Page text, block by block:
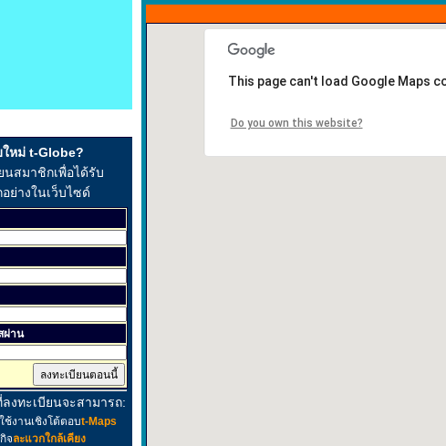
ใหม่ t-Globe?
นสมาชิกเพื่อได้รับ
ย่างในเว็บไซด์
ผ่าน
งทะเบียนจะสามารถ:
ช้งานเชิงโต้ตอบt-Maps
จละแวกใกล้เคียง
This page can't load Google Maps
Do you own this website?